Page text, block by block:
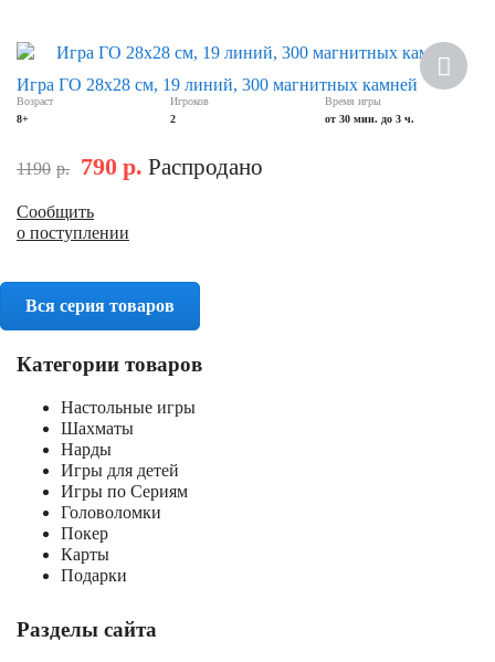
Игра ГО 28х28 см, 19 линий, 300 магнитных камней
Возраст
8+
Игроков
2
Время игры
от 30 мин. до 3 ч.
1190 р. 790 р. Распродано
Сообщить
о поступлении
Вся серия товаров
Категории товаров
Настольные игры
Шахматы
Нарды
Игры для детей
Игры по Сериям
Головоломки
Покер
Карты
Подарки
Разделы сайта